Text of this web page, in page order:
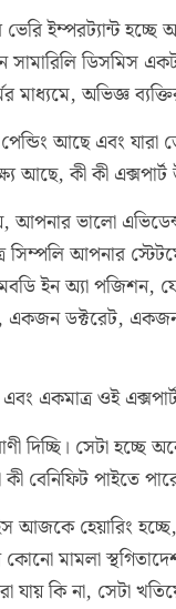
ইম্পরট্যান্ট
সামারিলি ডিসমিস
অভিজ্ঞ
আছে এবং
আছে, কী কী এক্সপার্ট
আপনার ভালো
আপনার
ইন অ্যা পজিশন,
একজন ডক্টরেট,
একমাত্র ওই
দিচ্ছি। সেটা হচ্ছে
বেনিফিট পাইতে
হেয়ারিং হচ্ছে,
মামলা
যায় কি না, সেটা